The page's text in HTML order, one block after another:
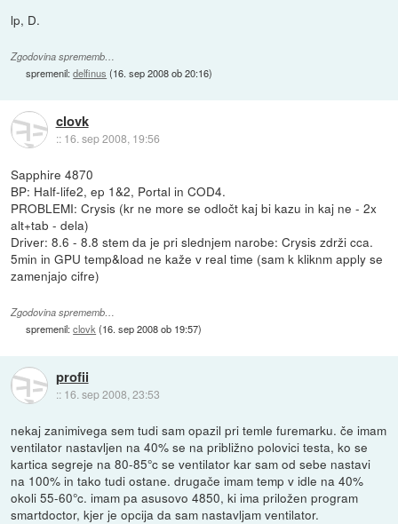
lp, D.
Zgodovina sprememb…
spremenil:delfinus (16. sep 2008 ob 20:16)
clovk
:: 16. sep 2008, 19:56
Sapphire 4870
BP: Half-life2, ep 1&2, Portal in COD4.
PROBLEMI: Crysis (kr ne more se odločt kaj bi kazu in kaj ne - 2x
alt+tab - dela)
Driver: 8.6 - 8.8 stem da je pri slednjem narobe: Crysis zdrži cca.
5min in GPU temp&load ne kaže v real time (sam k kliknm apply se
zamenjajo cifre)
Zgodovina sprememb…
spremenil:clovk (16. sep 2008 ob 19:57)
profii
:: 16. sep 2008, 23:53
nekaj zanimivega sem tudi sam opazil pri temle furemarku. če imam
ventilator nastavljen na 40% se na približno polovici testa, ko se
kartica segreje na 80-85°c se ventilator kar sam od sebe nastavi
na 100% in tako tudi ostane. drugače imam temp v idle na 40%
okoli 55-60°c. imam pa asusovo 4850, ki ima priložen program
smartdoctor, kjer je opcija da sam nastavljam ventilator.